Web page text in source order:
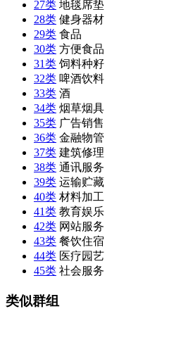
27类 地毯席垫
28类 健身器材
29类 食品
30类 方便食品
31类 饲料种籽
32类 啤酒饮料
33类 酒
34类 烟草烟具
35类 广告销售
36类 金融物管
37类 建筑修理
38类 通讯服务
39类 运输贮藏
40类 材料加工
41类 教育娱乐
42类 网站服务
43类 餐饮住宿
44类 医疗园艺
45类 社会服务
类似群组